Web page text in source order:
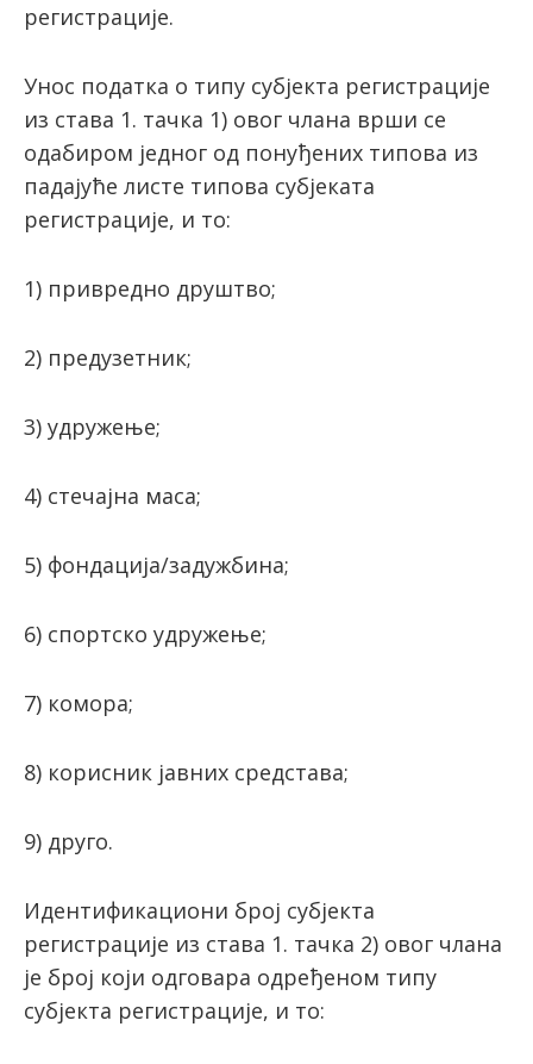
регистрације.
Унос податка о типу субјекта регистрације
из става 1. тачка 1) овог члана врши се
одабиром једног од понуђених типова из
падајуће листе типова субјеката
регистрације, и то:
1) привредно друштво;
2) предузетник;
3) удружење;
4) стечајна маса;
5) фондација/задужбина;
6) спортско удружење;
7) комора;
8) корисник јавних средстава;
9) друго.
Идентификациони број субјекта
регистрације из става 1. тачка 2) овог члана
је број који одговара одређеном типу
субјекта регистрације, и то: